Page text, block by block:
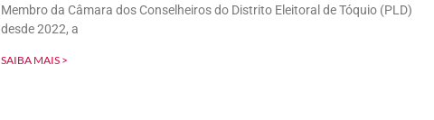
Membro da Câmara dos Conselheiros do Distrito Eleitoral de Tóquio (PLD)
desde 2022, a
SAIBA MAIS >